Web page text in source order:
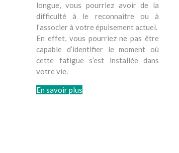
longue, vous pourriez avoir de la
difficulté à le reconnaître ou à
l’associer à votre épuisement actuel.
En effet, vous pourriez ne pas être
capable d’identifier le moment où
cette fatigue s’est installée dans
votre vie.
En savoir plus